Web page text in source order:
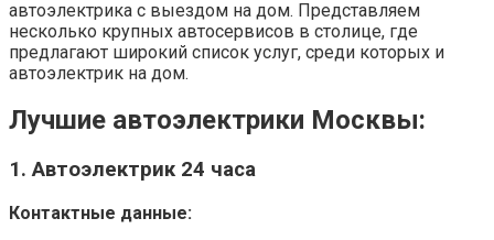
автоэлектрика с выездом на дом. Представляем
несколько крупных автосервисов в столице, где
предлагают широкий список услуг, среди которых и
автоэлектрик на дом.
Лучшие автоэлектрики Москвы:
1. Автоэлектрик 24 часа
Контактные данные: